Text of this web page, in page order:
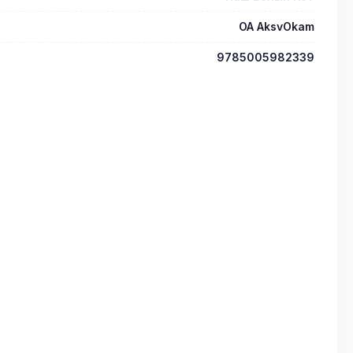
OA AksvOkam
9785005982339